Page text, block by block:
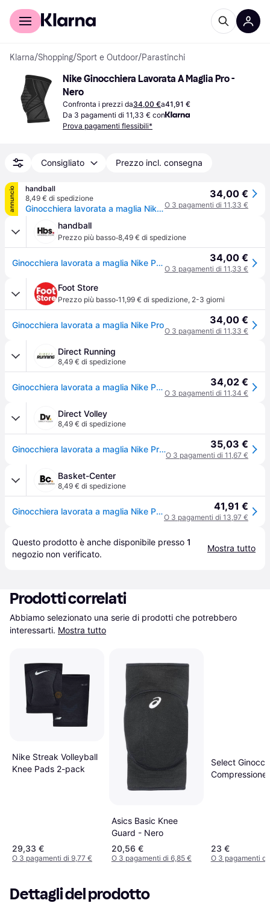
Per il tuo shopping
Klarna/Shopping/Sport e Outdoor/Parastinchi
Nike Ginocchiera Lavorata A Maglia Pro -
Nero
Confronta i prezzi da34,00 €a41,91 €
Da 3 pagamenti di 11,33 € con
Prova pagamenti flessibili*
Consigliato Prezzo incl. consegna
annuncio
handball
8,49 € di spedizione
Ginocchiera lavorata a maglia Nike Pro - Noir
34,00 €
O 3 pagamenti di 11,33 €
handball
Prezzo più basso·8,49 € di spedizione
Ginocchiera lavorata a maglia Nike Pro - Noir 34,00 €
O 3 pagamenti di 11,33 €
Foot Store
Prezzo più basso·11,99 € di spedizione, 2-3 giorni
Ginocchiera lavorata a maglia Nike Pro 34,00 €
O 3 pagamenti di 11,33 €
Direct Running
8,49 € di spedizione
Ginocchiera lavorata a maglia Nike Pro - Noir 34,02 €
O 3 pagamenti di 11,34 €
Direct Volley
8,49 € di spedizione
Ginocchiera lavorata a maglia Nike Pro - Noir 35,03 €
O 3 pagamenti di 11,67 €
Basket-Center
8,49 € di spedizione
Ginocchiera lavorata a maglia Nike Pro - Noir 41,91 €
O 3 pagamenti di 13,97 €
Questo prodotto è anche disponibile presso 1
negozio non verificato.
Mostra tutto
Prodotti correlati
Abbiamo selezionato una serie di prodotti che potrebbero
interessarti. Mostra tutto
Nike Streak Volleyball
Knee Pads 2-pack
29,33 €
O 3 pagamenti di 9,77 €
Asics Basic Knee
Guard - Nero
20,56 €
O 3 pagamenti di 6,85 €
Select
23 €
O 3 pagamenti di
Dettagli del prodotto